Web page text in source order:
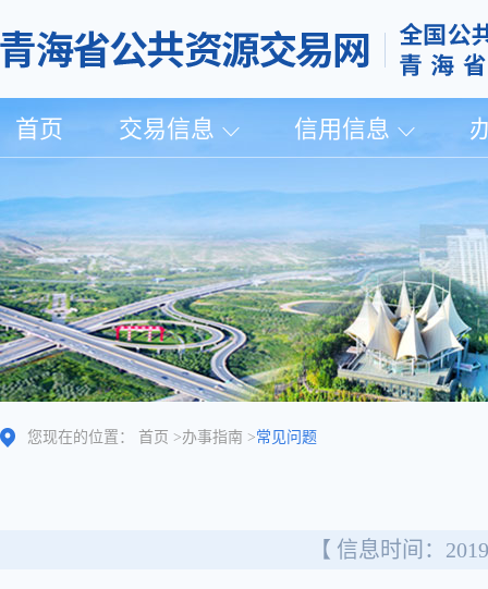
首页 交易信息 信用信息
您现在的位置： 首页 >办事指南 >常见问题
【 信息时间：